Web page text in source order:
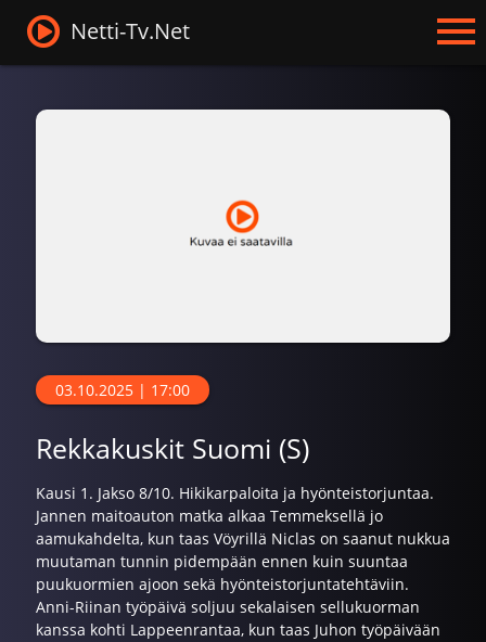
Netti-Tv.Net
03.10.2025 | 17:00
Rekkakuskit Suomi (S)
Kausi 1. Jakso 8/10. Hikikarpaloita ja hyönteistorjuntaa.
Jannen maitoauton matka alkaa Temmeksellä jo
aamukahdelta, kun taas Vöyrillä Niclas on saanut nukkua
muutaman tunnin pidempään ennen kuin suuntaa
puukuormien ajoon sekä hyönteistorjuntatehtäviin.
Anni-Riinan työpäivä soljuu sekalaisen sellukuorman
kanssa kohti Lappeenrantaa, kun taas Juhon työpäivään